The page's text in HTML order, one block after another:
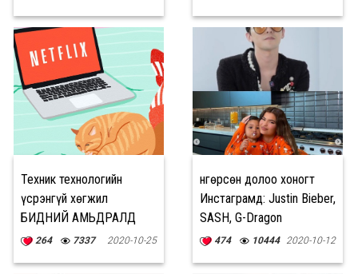
Техник технологийн
үсрэнгүй хөгжил
БИДНИЙ АМЬДРАЛД
264 7337 2020-10-25
Өнгөрсөн долоо хоногт
Инстаграмд: Justin Bieber,
SASH, G-Dragon
474 10444 2020-10-12